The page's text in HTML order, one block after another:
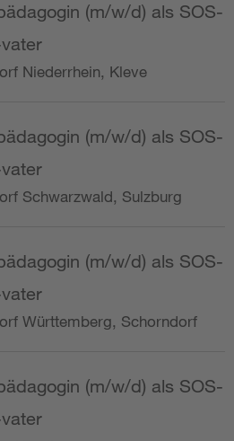
(m/w/d) als SOS-
Niederrhein, Kleve
(m/w/d) als SOS-
Schwarzwald, Sulzburg
(m/w/d) als SOS-
Württemberg, Schorndorf
(m/w/d) als SOS-